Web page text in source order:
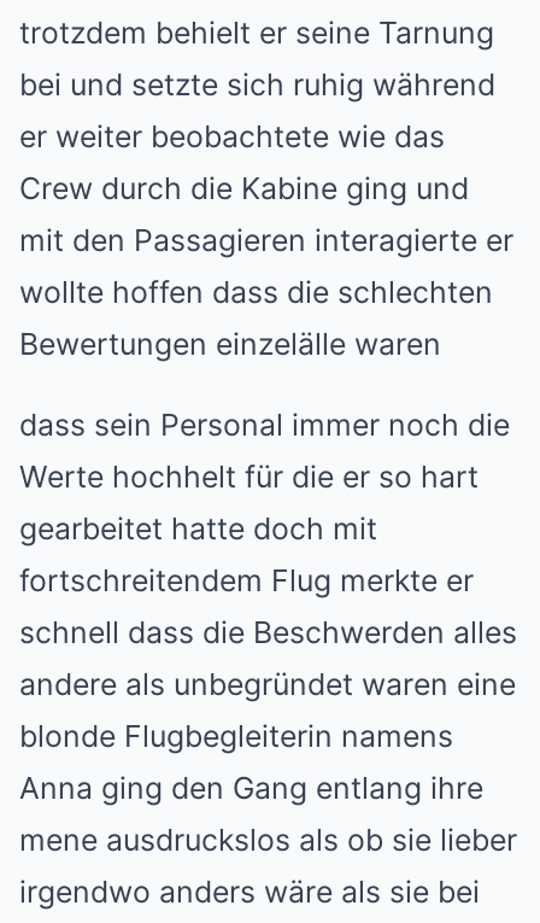
trotzdem behielt er seine Tarnung
bei und setzte sich ruhig während
er weiter beobachtete wie das
Crew durch die Kabine ging und
mit den Passagieren interagierte er
wollte hoffen dass die schlechten
Bewertungen einzelälle waren
dass sein Personal immer noch die
Werte hochhelt für die er so hart
gearbeitet hatte doch mit
fortschreitendem Flug merkte er
schnell dass die Beschwerden alles
andere als unbegründet waren eine
blonde Flugbegleiterin namens
Anna ging den Gang entlang ihre
mene ausdruckslos als ob sie lieber
irgendwo anders wäre als sie bei